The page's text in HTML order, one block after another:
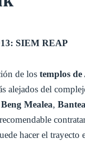
SIEM REAP
de lostemplos
alejados del
Beng Mealea,
hacer el